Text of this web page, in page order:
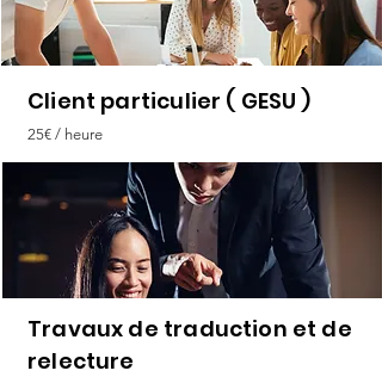
Client particulier ( GESU )
25€ / heure
Travaux de traduction et de
relecture